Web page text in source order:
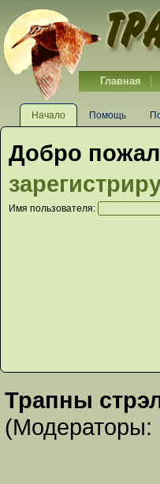
Главная
Начало Помощь
Добро
Имя пользователя:
Трапны
(Модераторы: